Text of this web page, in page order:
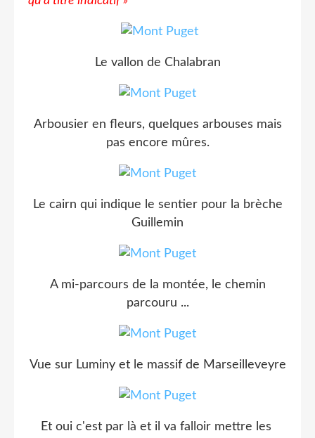
Le vallon de Chalabran
Arbousier en fleurs, quelques arbouses mais
pas encore mûres.
Le cairn qui indique le sentier pour la brèche
Guillemin
A mi-parcours de la montée, le chemin
parcouru ...
Vue sur Luminy et le massif de Marseilleveyre
Et oui c'est par là et il va falloir mettre les